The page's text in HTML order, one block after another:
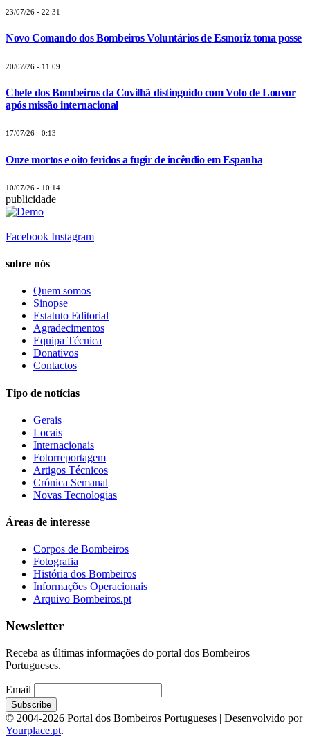
23/07/26 - 22:31
Novo Comando dos Bombeiros Voluntários de Esmoriz toma posse
20/07/26 - 11:09
Chefe dos Bombeiros da Covilhã distinguido com Voto de Louvor
após missão internacional
17/07/26 - 0:13
Onze mortos e oito feridos a fugir de incêndio em Espanha
10/07/26 - 10:14
publicidade
Facebook Instagram
sobre nós
Quem somos
Sinopse
Estatuto Editorial
Agradecimentos
Equipa Técnica
Donativos
Contactos
Tipo de notícias
Gerais
Locais
Internacionais
Fotorreportagem
Artigos Técnicos
Crónica Semanal
Novas Tecnologias
Áreas de interesse
Corpos de Bombeiros
Fotografia
História dos Bombeiros
Informações Operacionais
Arquivo Bombeiros.pt
Newsletter
Receba as últimas informações do portal dos Bombeiros
Portugueses.
Email
© 2004-2026 Portal dos Bombeiros Portugueses | Desenvolvido por
Yourplace.pt.